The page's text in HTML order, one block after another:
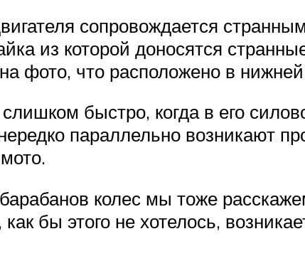
сопровождается
из которой доносятся
фото, что расположено в нижней
быстро, когда в его
параллельно возникают
колес мы тоже
бы этого не хотелось,